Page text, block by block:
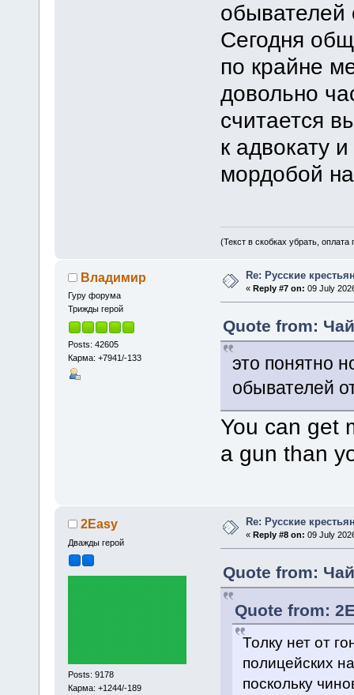
обывателей
Сегодня
по крайне
довольно
считается
к адвокату
мордобой
(Текст в скобках убрать,
Владимир
Гуру форума
Трижды герой
Posts: 42605
Карма: +7941/-133
Re: Русские
«Reply #7 on: 09 July
Quote from:
это понятно
обывателей
You can get
a gun than
2Easy
Дважды герой
Posts: 9178
Карма: +1244/-189
Re: Русские
« Reply #8 on: 09 July
Quote from:
Quote from:
Толку нет от
полицейских
поскольку